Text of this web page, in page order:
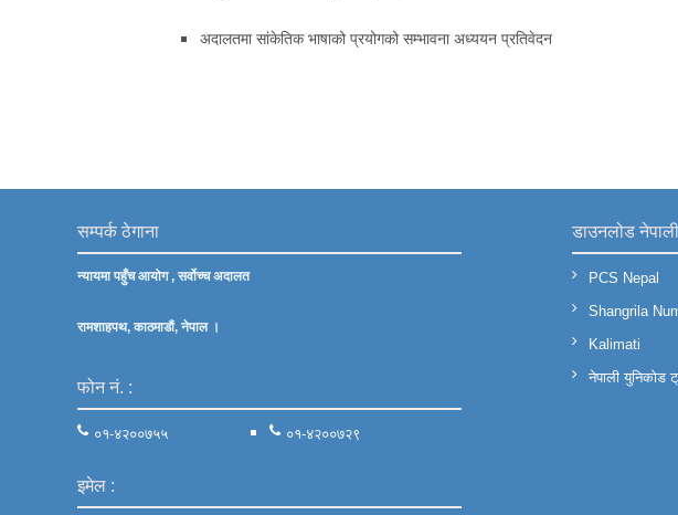
अदालतमा सांकेतिक भाषाको प्रयोगको सम्भावना अध्ययन प्रतिवेदन
सम्पर्क ठेगाना
न्यायमा पहुँच आयोग , सर्वोच्च अदालत
रामशाहपथ, काठमाडौं, नेपाल ।
फोन नं. :
०१-४२००७५५ ०१-४२००७२९
इमेल :
डाउनलोड
PCS Nepal
Shangrila
Kalimati
नेपाली युनिकोड